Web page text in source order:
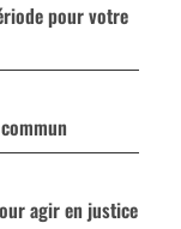
pour votre
agir en justice